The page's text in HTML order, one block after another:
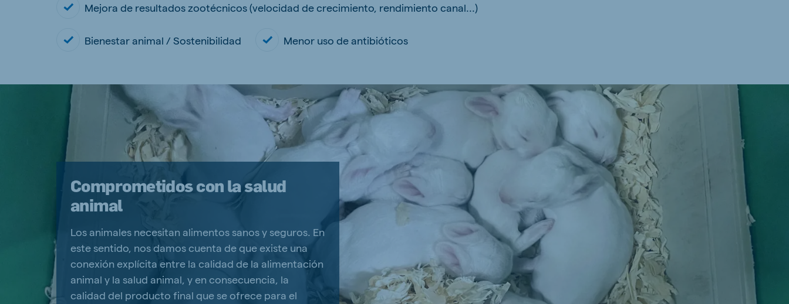
Mejora de resultados zootécnicos (velocidad de crecimiento, rendimiento canal...)
Bienestar animal / Sostenibilidad Menor uso de antibióticos
Comprometidos con la salud
animal
Los animales necesitan alimentos sanos y seguros. En
este sentido, nos damos cuenta de que existe una
conexión explícita entre la calidad de la alimentación
animal y la salud animal, y en consecuencia, la
calidad del producto final que se ofrece para el